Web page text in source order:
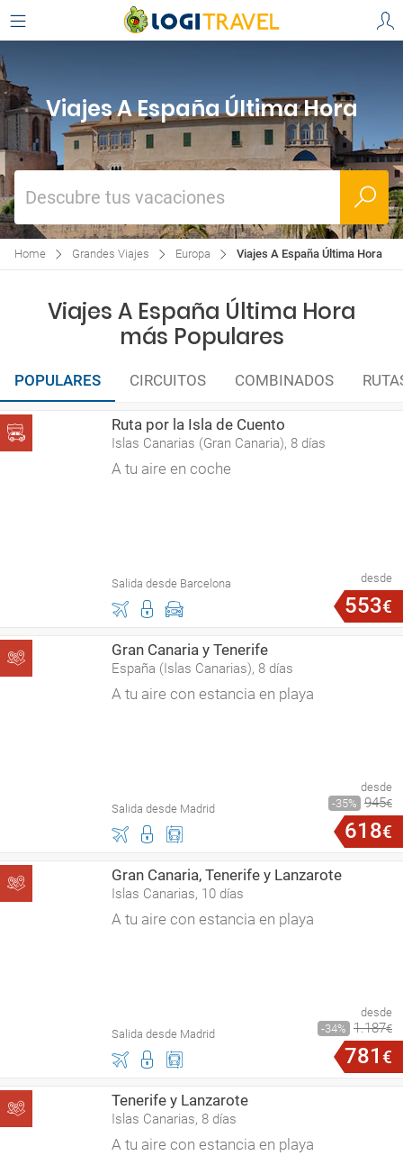
Viajes A España Última Hora
Descubre tus vacaciones
Home Grandes Viajes Europa Viajes A España Última Hora
Viajes A España Última Hora
más Populares
POPULARES CIRCUITOS COMBINADOS
Ruta por la Isla de Cuento
Islas Canarias (Gran Canaria), 8 días
A tu aire en coche
Salida desde Barcelona desde
553€
Gran Canaria y Tenerife
España (Islas Canarias), 8 días
A tu aire con estancia en playa
Salida desde Madrid
desde
35
945€
618€
Gran Canaria, Tenerife y Lanzarote
Islas Canarias, 10 días
A tu aire con estancia en playa
Salida desde Madrid
desde
34
1.187€
781 €
Tenerife y Lanzarote
Islas Canarias, 8 días
A tu aire con estancia en playa